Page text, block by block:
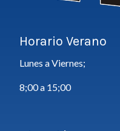
Horario Verano
Lunes a Viernes;
8;00 a 15;00